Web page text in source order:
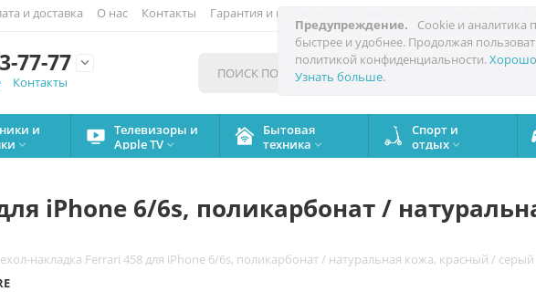
Предупреждение.
Cookie и аналитика
быстрее и удобнее. Продолжая
политикой конфиденциальности.Хорошо
Узнать больше.
и доставка О нас Контакты Гарантия и поддержка
77-77

Контакты
и

Телевизоры и
Apple TV 
Бытовая
техника 
Спорт и
отдых 
iPhone 6/6s, поликарбонат /
накладка Ferrari 458 для iPhone 6/6s, поликарбонат / натуральная кожа, красный / серый